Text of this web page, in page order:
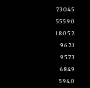
73045
55590
18052
9621
9573
6849
5940